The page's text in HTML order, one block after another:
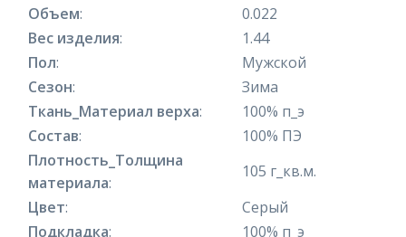
Объем:
0.022
Вес изделия:
1.44
Пол:
Мужской
Сезон:
Зима
Ткань_Материал верха:
100% п_э
Состав:
100% ПЭ
Плотность_Толщина
материала:
105 г_кв.м.
Цвет:
Серый
Подкладка:
100% п_э